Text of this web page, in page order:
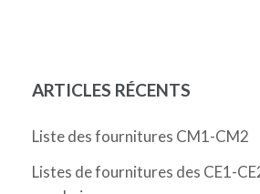
ARTICLES RÉCENTS
Liste des fournitures CM1-CM2
Listes de fournitures des CE1-